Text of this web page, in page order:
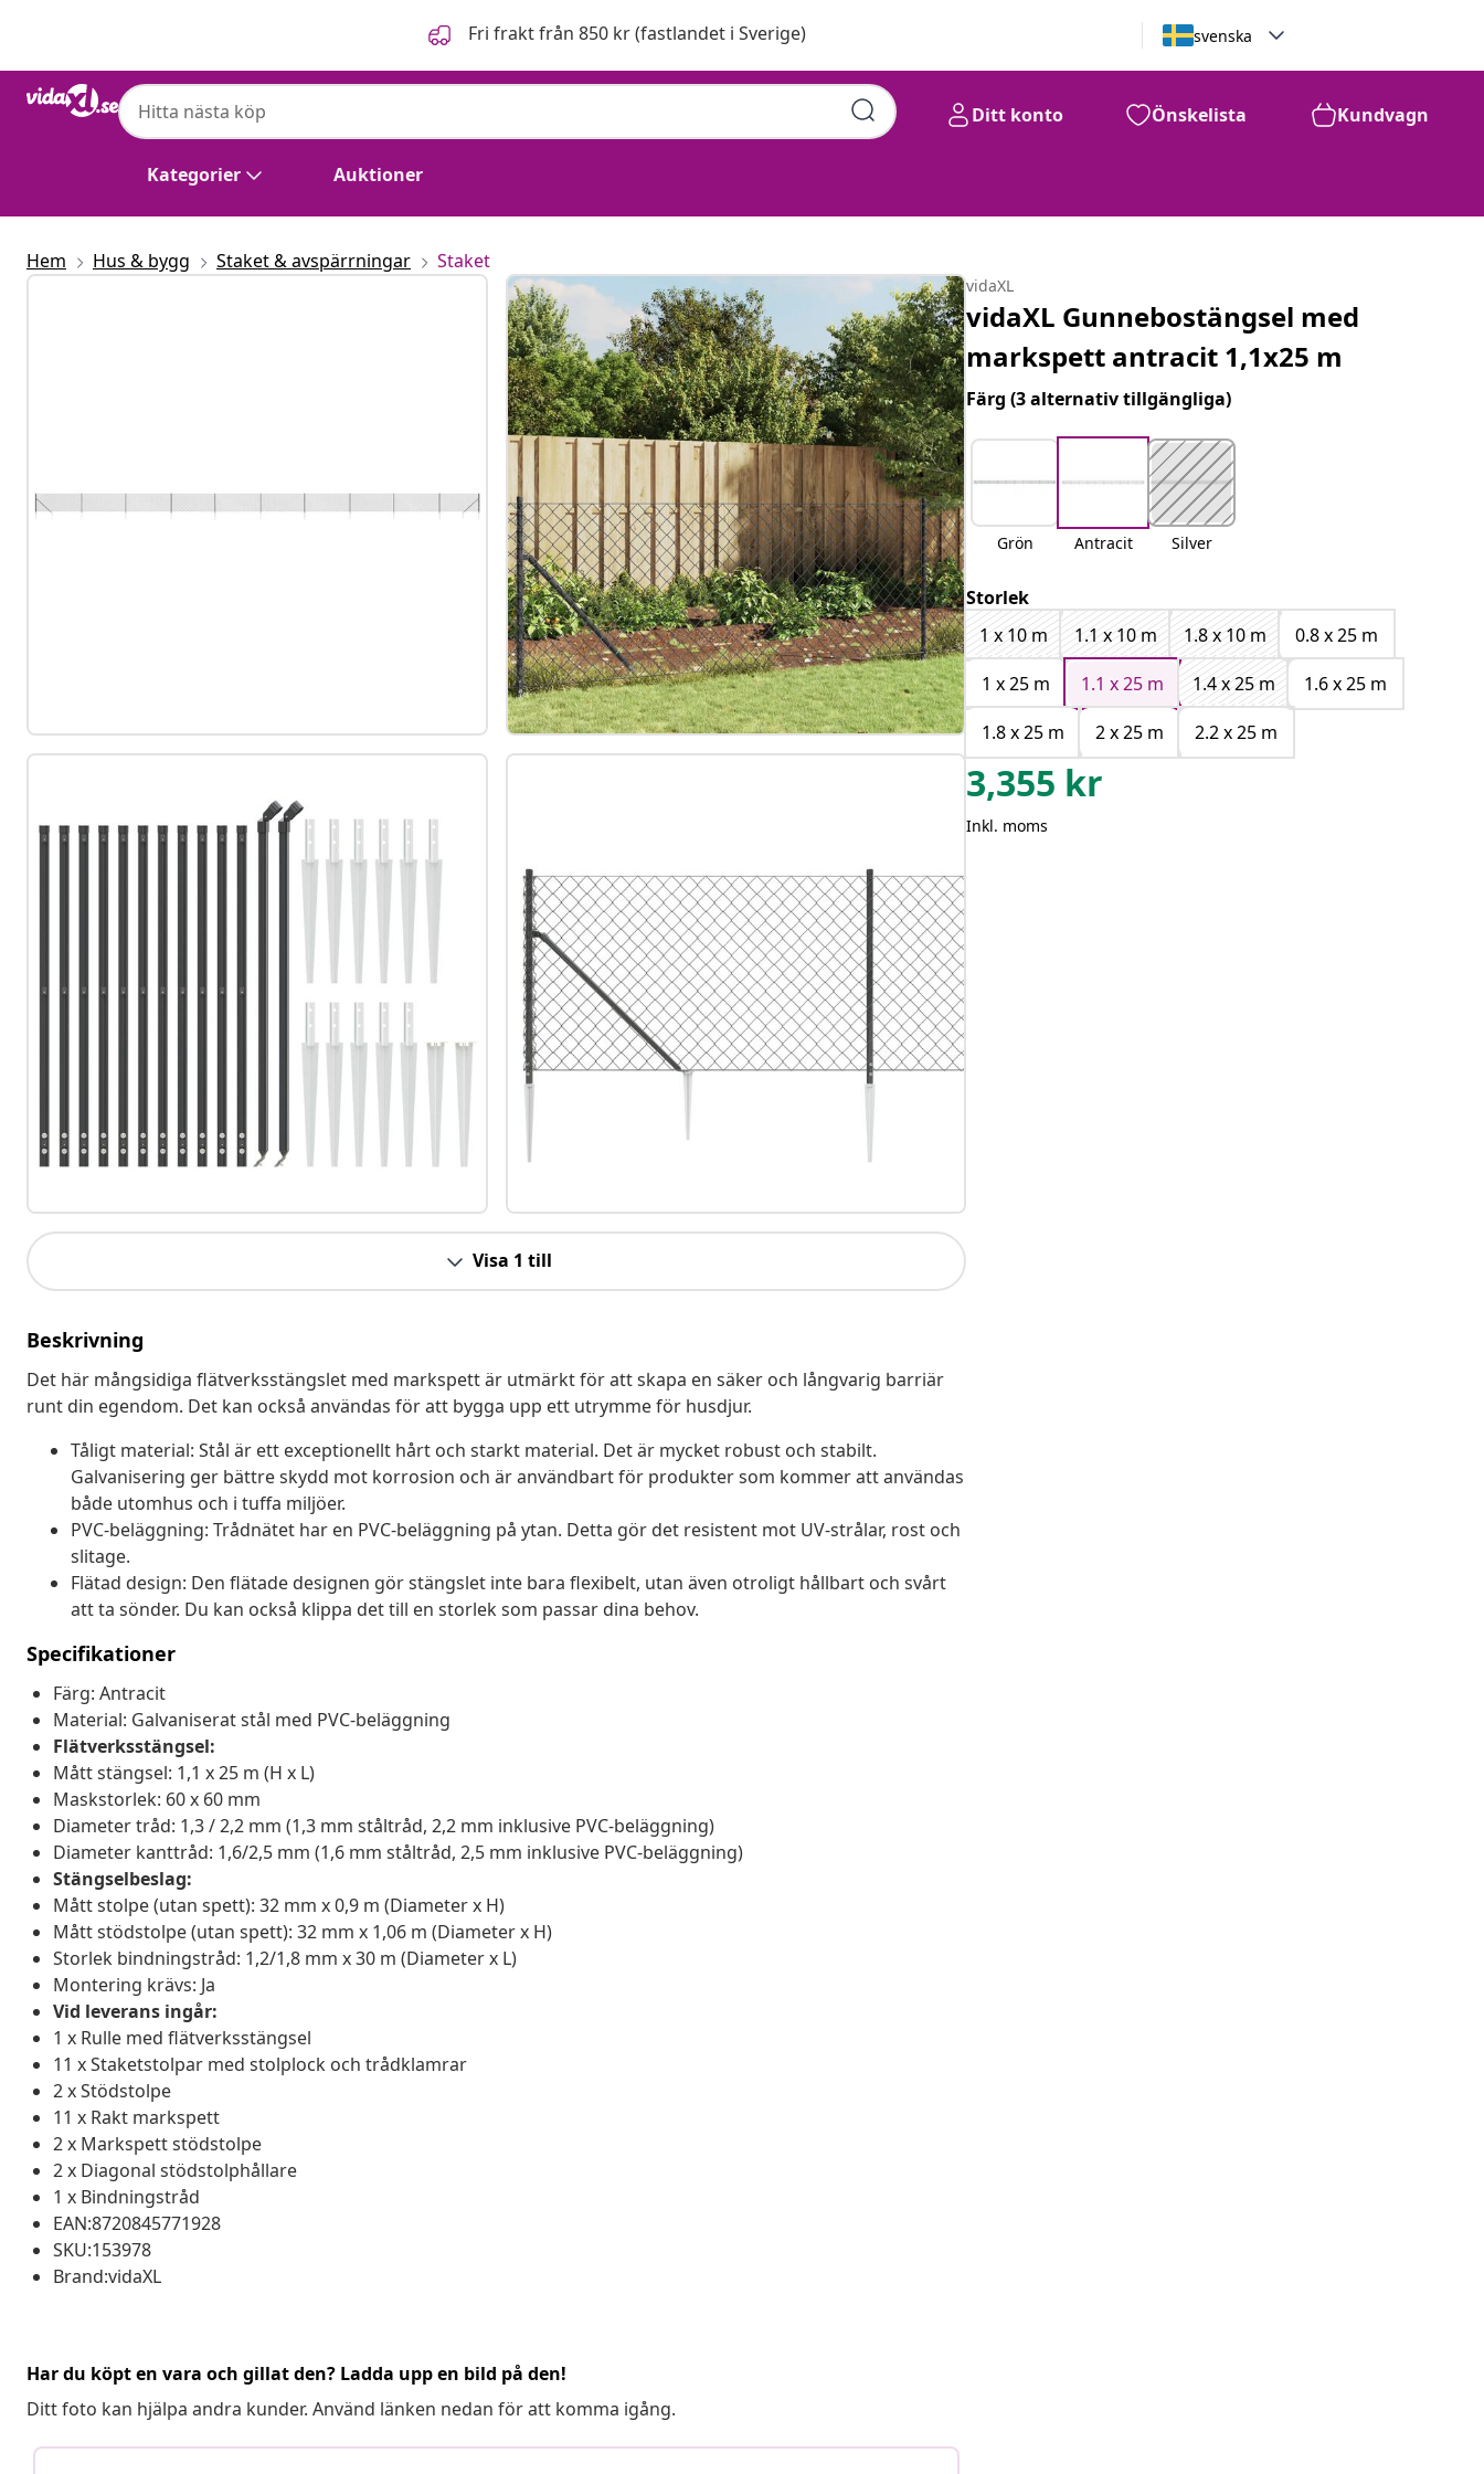
Fri frakt från 850 kr (fastlandet i Sverige) svenska
Kategorier Auktioner
Ditt konto Önskelista Kundvagn
Hem Hus & bygg Staket & avspärrningar Staket
Visa 1 till
Beskrivning
Det här mångsidiga flätverksstängslet med markspett är utmärkt för att skapa en säker och långvarig barriär
runt din egendom. Det kan också användas för att bygga upp ett utrymme för husdjur.
Tåligt material: Stål är ett exceptionellt hårt och starkt material. Det är mycket robust och stabilt.
Galvanisering ger bättre skydd mot korrosion och är användbart för produkter som kommer att användas
både utomhus och i tuffa miljöer.
PVC-beläggning: Trådnätet har en PVC-beläggning på ytan. Detta gör det resistent mot UV-strålar, rost och
slitage.
Flätad design: Den flätade designen gör stängslet inte bara flexibelt, utan även otroligt hållbart och svårt
att ta sönder. Du kan också klippa det till en storlek som passar dina behov.
Specifikationer
Färg: Antracit
Material: Galvaniserat stål med PVC-beläggning
Flätverksstängsel:
Mått stängsel: 1,1 x 25 m (H x L)
Maskstorlek: 60 x 60 mm
Diameter tråd: 1,3 / 2,2 mm (1,3 mm ståltråd, 2,2 mm inklusive PVC-beläggning)
Diameter kanttråd: 1,6/2,5 mm (1,6 mm ståltråd, 2,5 mm inklusive PVC-beläggning)
Stängselbeslag:
Mått stolpe (utan spett): 32 mm x 0,9 m (Diameter x H)
Mått stödstolpe (utan spett): 32 mm x 1,06 m (Diameter x H)
Storlek bindningstråd: 1,2/1,8 mm x 30 m (Diameter x L)
Montering krävs: Ja
Vid leverans ingår:
1 x Rulle med flätverksstängsel
11 x Staketstolpar med stolplock och trådklamrar
2 x Stödstolpe
11 x Rakt markspett
2 x Markspett stödstolpe
2 x Diagonal stödstolphållare
1 x Bindningstråd
EAN:8720845771928
SKU:153978
Brand:vidaXL
Har du köpt en vara och gillat den? Ladda upp en bild på den!
Ditt foto kan hjälpa andra kunder. Använd länken nedan för att komma igång.
vidaXL
vidaXL Gunnebostängsel med
markspett antracit 1,1x25 m
Färg(3 alternativ tillgängliga)
Grön Antracit Silver
Storlek
1 x 10 m
1.1 x 10 m 1.8 x 10 m
0.8 x 25 m
1 x 25 m
1.1 x 25 m 1.4 x 25 m
1.6 x 25 m
1.8 x 25 m
2 x 25 m 2.2 x 25 m
3,355 kr
Inkl. moms